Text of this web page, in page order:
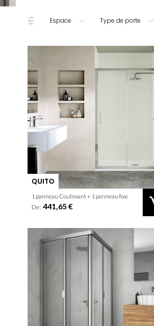
Espace Type de porte
QUITO
1 panneau Coulissant + 1 panneau fixe
De: 441,65 €